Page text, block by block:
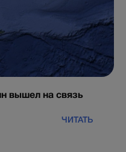
вышел на связь
ЧИТАТЬ